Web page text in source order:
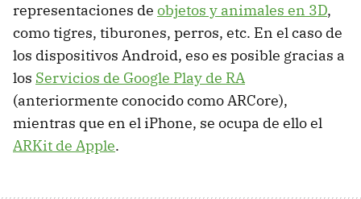
representaciones de objetos y animales en 3D,
como tigres, tiburones, perros, etc. En el caso de
los dispositivos Android, eso es posible gracias a
los Servicios de Google Play de RA
(anteriormente conocido como ARCore),
mientras que en el iPhone, se ocupa de ello el
ARKit de Apple.